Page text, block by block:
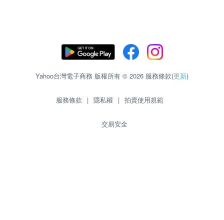
Yahoo台灣電子商務 版權所有 © 2026 服務條款(更新)
服務條款 | 隱私權 | 拍賣使用規範
交易安全